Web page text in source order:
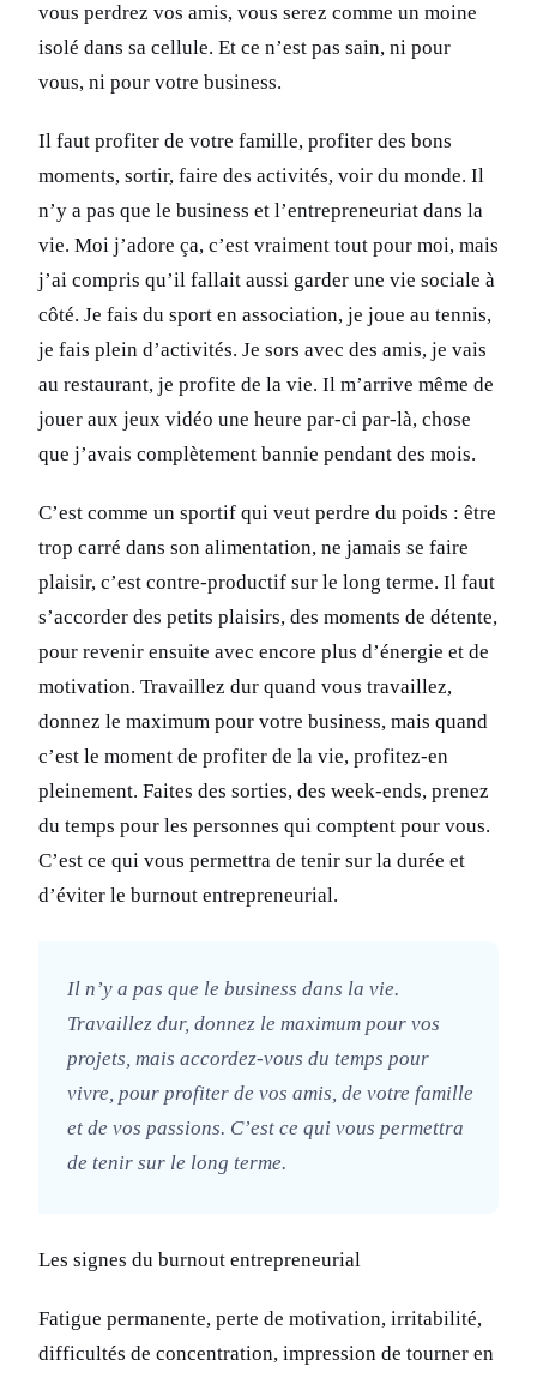
vous perdrez vos amis, vous serez comme un moine
isolé dans sa cellule. Et ce n’est pas sain, ni pour
vous, ni pour votre business.
Il faut profiter de votre famille, profiter des bons
moments, sortir, faire des activités, voir du monde. Il
n’y a pas que le business et l’entrepreneuriat dans la
vie. Moi j’adore ça, c’est vraiment tout pour moi, mais
j’ai compris qu’il fallait aussi garder une vie sociale à
côté. Je fais du sport en association, je joue au tennis,
je fais plein d’activités. Je sors avec des amis, je vais
au restaurant, je profite de la vie. Il m’arrive même de
jouer aux jeux vidéo une heure par-ci par-là, chose
que j’avais complètement bannie pendant des mois.
C’est comme un sportif qui veut perdre du poids : être
trop carré dans son alimentation, ne jamais se faire
plaisir, c’est contre-productif sur le long terme. Il faut
s’accorder des petits plaisirs, des moments de détente,
pour revenir ensuite avec encore plus d’énergie et de
motivation. Travaillez dur quand vous travaillez,
donnez le maximum pour votre business, mais quand
c’est le moment de profiter de la vie, profitez-en
pleinement. Faites des sorties, des week-ends, prenez
du temps pour les personnes qui comptent pour vous.
C’est ce qui vous permettra de tenir sur la durée et
d’éviter le burnout entrepreneurial.
Il n’y a pas que le business dans la vie.
Travaillez dur, donnez le maximum pour vos
projets, mais accordez-vous du temps pour
vivre, pour profiter de vos amis, de votre famille
et de vos passions. C’est ce qui vous permettra
de tenir sur le long terme.
Les signes du burnout entrepreneurial
Fatigue permanente, perte de motivation, irritabilité,
difficultés de concentration, impression de tourner en